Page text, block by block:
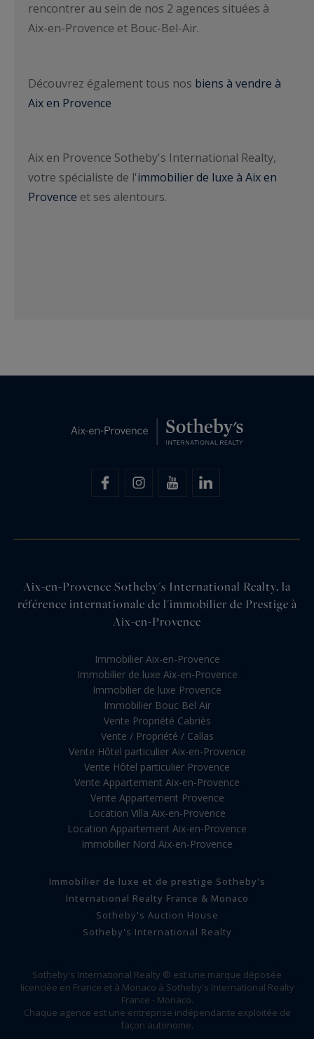
rencontrer au sein de nos 2 agences situées à
Aix-en-Provence et Bouc-Bel-Air.
Découvrez également tous nos biens à vendre à
Aix en Provence
Aix en Provence Sotheby's International Realty,
votre spécialiste de l'immobilier de luxe à Aix en
Provence et ses alentours.
Aix-en-Provence Sotheby's International Realty, la
référence internationale de l'immobilier de Prestige à
Aix-en-Provence
Immobilier Aix-en-Provence
Immobilier de luxe Aix-en-Provence
Immobilier de luxe Provence
Immobilier Bouc Bel Air
Vente Propriété Cabriès
Vente / Propriété / Callas
Vente Hôtel particulier Aix-en-Provence
Vente Hôtel particulier Provence
Vente Appartement Aix-en-Provence
Vente Appartement Provence
Location Villa Aix-en-Provence
Location Appartement Aix-en-Provence
Immobilier Nord Aix-en-Provence
Immobilier de luxe et de prestige Sotheby's
International Realty France & Monaco
Sotheby's Auction House
Sotheby's International Realty
Sotheby's International Realty ® est une marque déposée
licenciée en France et à Monaco à Sotheby's International Realty
France - Monaco.
Chaque agence est une entreprise indépendante exploitée de
façon autonome.